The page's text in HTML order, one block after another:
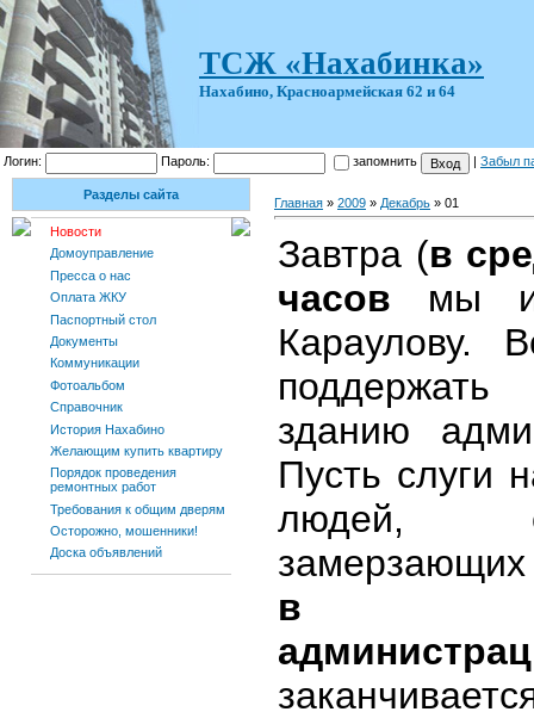
ТСЖ «Нахабинка»
Нахабино, Красноармейская 62 и 64
Логин: Пароль: запомнить Забыл
Разделы сайта
Новости
Домоуправление
Пресса о нас
Оплата ЖКУ
Паспортный стол
Документы
Коммуникации
Фотоальбом
Справочник
История Нахабино
Желающим купить квартиру
Порядок проведения
ремонтных работ
Требования к общим дверям
Осторожно, мошенники!
Доска объявлений
Главная » 2009 » Декабрь » 01
Завтра (в
часов мы
Караулову.
зданию
Пусть слуги
людей,
в